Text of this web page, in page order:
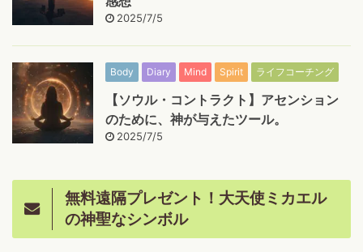
2025/7/5
Body Diary Mind Spirit ライフコーチング
【ソウル・コントラクト】アセンション
のために、神が与えたツール。
2025/7/5
無料遠隔プレゼント！大天使ミカエル
の神聖なシンボル